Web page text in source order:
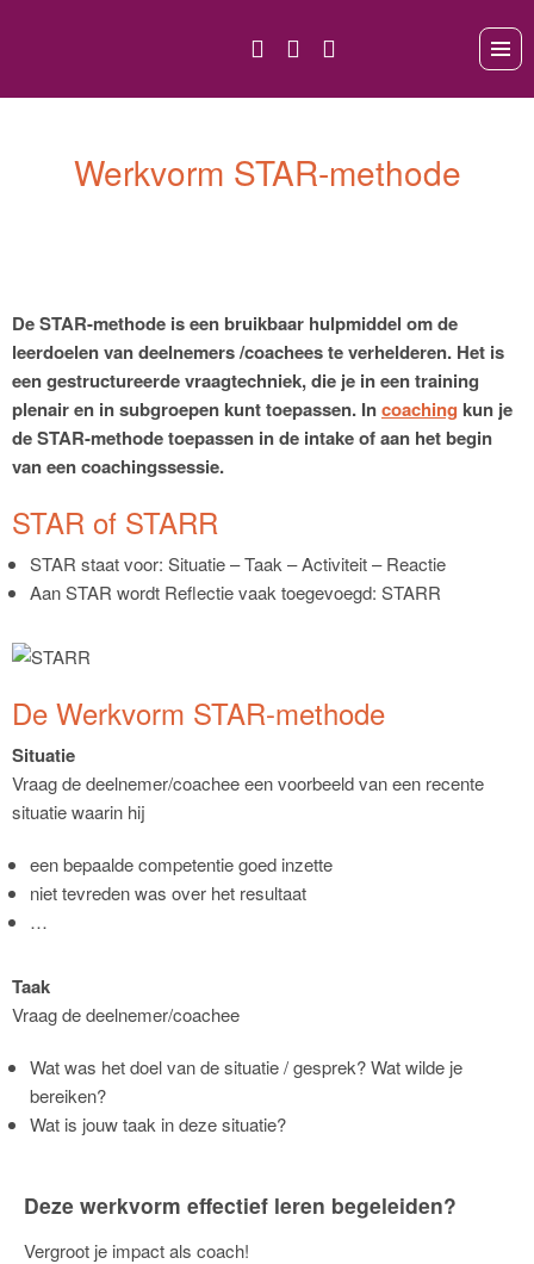
Werkvorm STAR-methode
De STAR-methode is een bruikbaar hulpmiddel om de
leerdoelen van deelnemers /coachees te verhelderen. Het is
een gestructureerde vraagtechniek, die je in een training
plenair en in subgroepen kunt toepassen. Incoaching kun je
de STAR-methode toepassen in de intake of aan het begin
van een coachingssessie.
STAR of STARR
STAR staat voor: Situatie – Taak – Activiteit – Reactie
Aan STAR wordt Reflectie vaak toegevoegd: STARR
De Werkvorm STAR-methode
Situatie
Vraag de deelnemer/coachee een voorbeeld van een recente
situatie waarin hij
een bepaalde competentie goed inzette
niet tevreden was over het resultaat
…
Taak
Vraag de deelnemer/coachee
Wat was het doel van de situatie / gesprek? Wat wilde je
bereiken?
Wat is jouw taak in deze situatie?
Deze werkvorm effectief leren begeleiden?
Vergroot je impact als coach!